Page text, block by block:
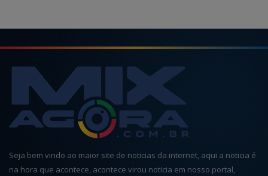
Seja bem vindo ao maior site de noticias da internet, aqui a noticia é
na hora que acontece, acontece virou noticia em nosso portal,